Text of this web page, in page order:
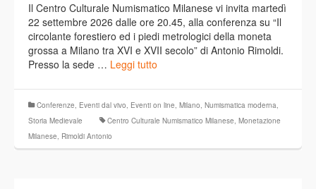
Il Centro Culturale Numismatico Milanese vi invita martedì
22 settembre 2026 dalle ore 20.45, alla conferenza su “Il
circolante forestiero ed i piedi metrologici della moneta
grossa a Milano tra XVI e XVII secolo” di Antonio Rimoldi.
Presso la sede … Leggi tutto
Conferenze, Eventi dal vivo, Eventi on line, Milano, Numismatica moderna,
Storia Medievale
Centro Culturale Numismatico Milanese, Monetazione
Milanese, Rimoldi Antonio